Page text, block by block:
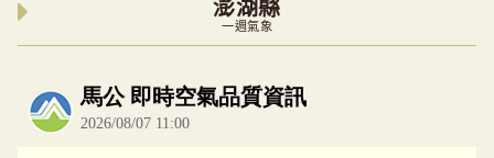
澎湖縣
一週氣象
內嵌空氣品質小工具為視覺預覽，完整即時空